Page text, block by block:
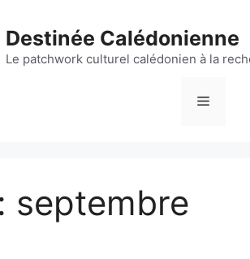
Destinée Calédonienne
Le patchwork culturel calédonien à la
Menu
septembre